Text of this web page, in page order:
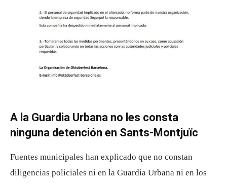
A la Guardia Urbana no les consta
ninguna detención en Sants-Montjuïc
Fuentes municipales han explicado que no constan
diligencias policiales ni en la Guardia Urbana ni en los